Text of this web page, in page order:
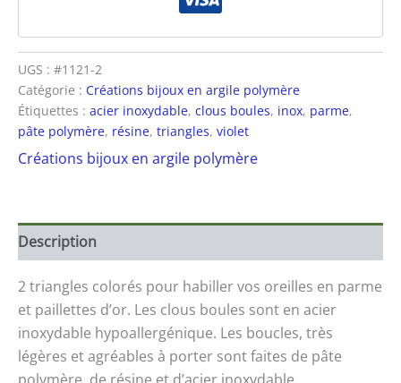
UGS : #1121-2
Catégorie : Créations bijoux en argile polymère
Étiquettes : acier inoxydable, clous boules, inox, parme,
pâte polymère, résine, triangles, violet
Créations bijoux en argile polymère
Description
2 triangles colorés pour habiller vos oreilles en parme
et paillettes d’or. Les clous boules sont en acier
inoxydable hypoallergénique. Les boucles, très
légères et agréables à porter sont faites de pâte